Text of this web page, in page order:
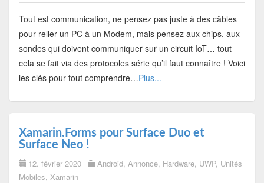
Tout est communication, ne pensez pas juste à des câbles
pour relier un PC à un Modem, mais pensez aux chips, aux
sondes qui doivent communiquer sur un circuit IoT… tout
cela se fait via des protocoles série qu’il faut connaître ! Voici
les clés pour tout comprendre…Plus...
Xamarin.Forms pour Surface Duo et
Surface Neo !
12. février 2020 Android, Annonce, Hardware, UWP, Unités
Mobiles, Xamarin